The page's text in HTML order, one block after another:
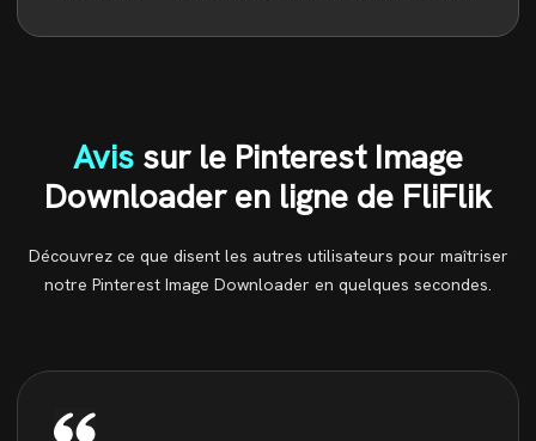
Avis sur le Pinterest Image
Downloader en ligne de FliFlik
Découvrez ce que disent les autres utilisateurs pour maîtriser
notre Pinterest Image Downloader en quelques secondes.